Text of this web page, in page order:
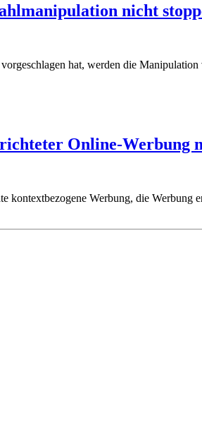
nicht
hat, werden die
Online-Werbung
Werbung, die Werbung